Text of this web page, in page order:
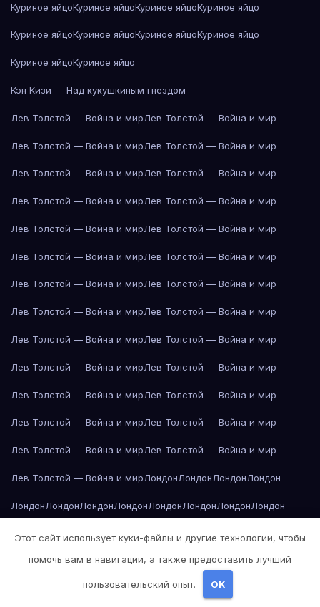
Куриное яйцоКуриное яйцоКуриное яйцоКуриное яйцо
Куриное яйцоКуриное яйцоКуриное яйцоКуриное яйцо
Куриное яйцоКуриное яйцо
Кэн Кизи — Над кукушкиным гнездом
Лев Толстой — Война и мирЛев Толстой — Война и мир
Лев Толстой — Война и мирЛев Толстой — Война и мир
Лев Толстой — Война и мирЛев Толстой — Война и мир
Лев Толстой — Война и мирЛев Толстой — Война и мир
Лев Толстой — Война и мирЛев Толстой — Война и мир
Лев Толстой — Война и мирЛев Толстой — Война и мир
Лев Толстой — Война и мирЛев Толстой — Война и мир
Лев Толстой — Война и мирЛев Толстой — Война и мир
Лев Толстой — Война и мирЛев Толстой — Война и мир
Лев Толстой — Война и мирЛев Толстой — Война и мир
Лев Толстой — Война и мирЛев Толстой — Война и мир
Лев Толстой — Война и мирЛев Толстой — Война и мир
Лев Толстой — Война и мирЛев Толстой — Война и мир
Лев Толстой — Война и мирЛондонЛондонЛондонЛондон
ЛондонЛондонЛондонЛондонЛондонЛондонЛондонЛондон
Лондон Лондон Лос-Анджелес Лос-Анджелес
Лос-АнджелесЛос-АнджелесЛос-АнджелесЛос-Анджелес
Лос-АнджелесЛос-АнджелесЛос-Анджелес
Этот сайт использует куки-файлы и другие технологии, чтобы
помочь вам в навигации, а также предоставить лучший
пользовательский опыт. OK